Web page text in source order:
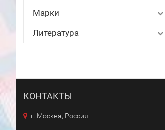
Марки
Литература
КОНТАКТЫ
г. Москва, Россия